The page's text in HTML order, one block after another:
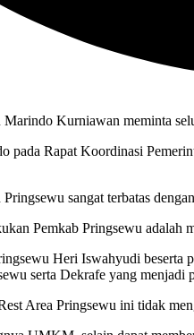
Kurniawan meminta
pada Rapat Koordinasi
sangat terbatas
Pemkab Pringsewu
Heri Iswahyudi beserta
serta Dekrafe yang
Area Pringsewu ini tidak